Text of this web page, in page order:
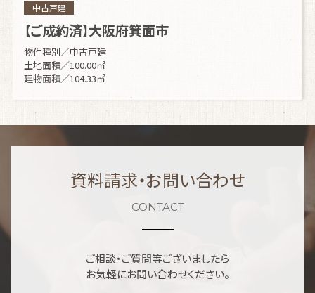
中古戸建
【ご成約済】大阪府箕面市
物件種別／中古戸建
土地面積／100.00㎡
建物面積／104.33㎡
資料請求・お問い合わせ
CONTACT
ご相談・ご質問等ございましたら
お気軽にお問い合わせください。